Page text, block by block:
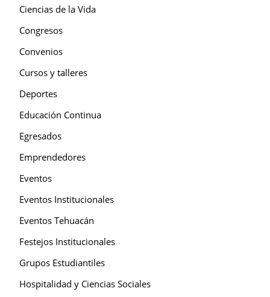
Ciencias de la Vida
Congresos
Convenios
Cursos y talleres
Deportes
Educación Continua
Egresados
Emprendedores
Eventos
Eventos Institucionales
Eventos Tehuacán
Festejos Institucionales
Grupos Estudiantiles
Hospitalidad y Ciencias Sociales